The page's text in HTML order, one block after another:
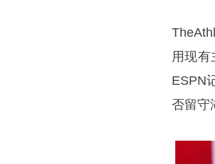
用现
ESPN
否留守